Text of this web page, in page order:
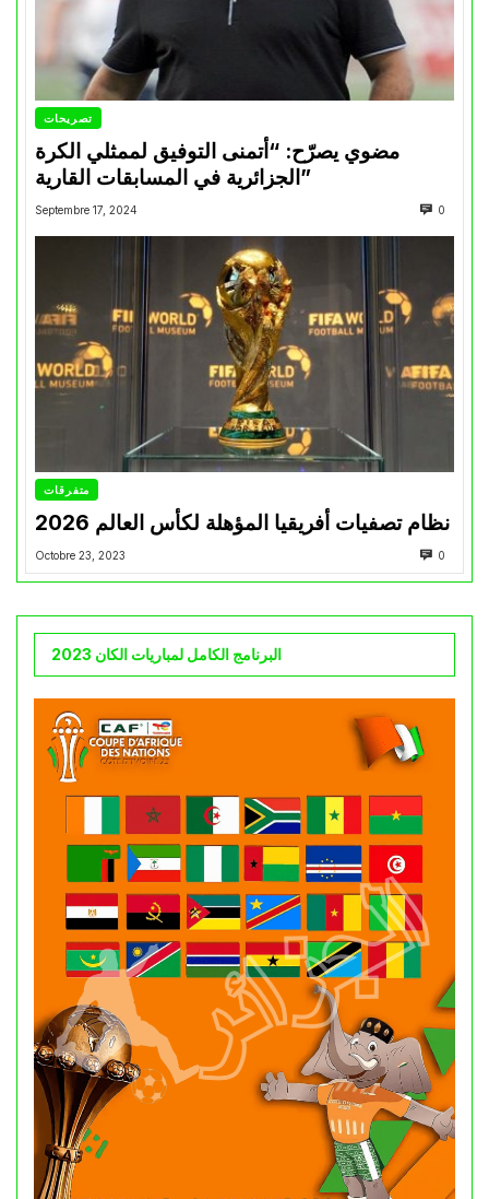
تصريحات
مضوي يصرّح: “أتمنى التوفيق لممثلي الكرة
الجزائرية في المسابقات القارية”
Septembre 17, 2024 0
متفرقات
نظام تصفيات أفريقيا المؤهلة لكأس العالم 2026
Octobre 23, 2023 0
البرنامج الكامل لمباريات الكان 2023